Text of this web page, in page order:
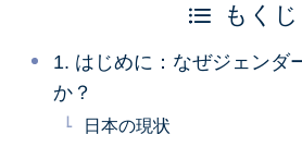
もくじ
1. はじめに：なぜジェンダ
か？
日本の現状